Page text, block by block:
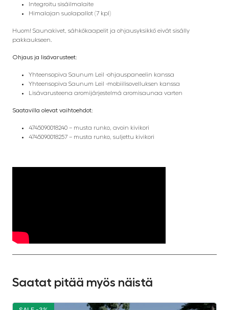
Integroitu sisäilmalaite
Himalajan suolapallot (7 kpl)
Huom! Saunakivet, sähkökaapelit ja ohjausyksikkö eivät sisälly
pakkaukseen.
Ohjaus ja lisävarusteet:
Yhteensopiva Saunum Leil -ohjauspaneelin kanssa
Yhteensopiva Saunum Leil -mobiilisovelluksen kanssa
Lisävarusteena aromijärjestelmä aromisaunaa varten
Saatavilla olevat vaihtoehdot:
4745090018240 – musta runko, avoin kivikori
4745090018257 – musta runko, suljettu kivikori
Saatat pitää myös näistä